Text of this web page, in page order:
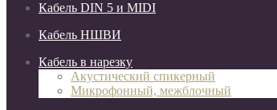
Кабель DIN 5 и MIDI
Кабель НШВИ
Кабель в нарезку
Акустический спикерный
Микрофонный, межблочный